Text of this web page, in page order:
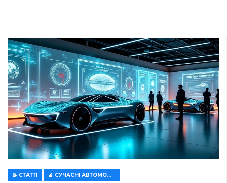
Поділитися
Сучасний світ автомобілебудування перебуває на
порозі грандіозних змін.Тут ви знайдете аксесуари
за останніми трендами, які допоможуть вам
залишатися в курсі останніх інновацій. Розглянемо
ключовітенденції, які формуватимуть обличчя
автопромув найближчі роки.
🚗Електрифікація